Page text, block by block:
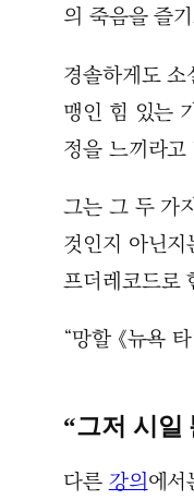
의 죽음을 즐
경솔하게도
맹인 힘 있는
정을 느끼라
그는 그 두 가
것인지 아닌
프더레코드로
“망할 《뉴욕
“그저 시일
다른강의에서